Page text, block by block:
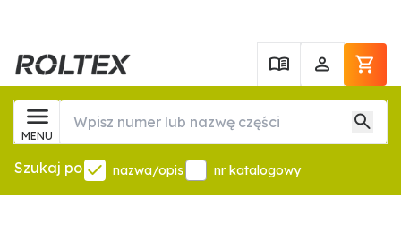
MENU
Szukaj po nazwa/opis nr katalogowy